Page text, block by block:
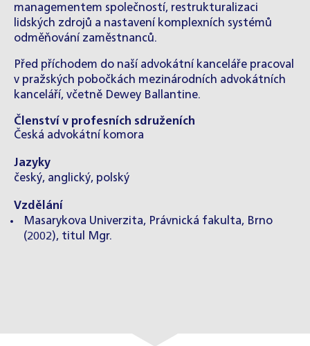
managementem společností, restrukturalizaci
lidských zdrojů a nastavení komplexních systémů
odměňování zaměstnanců.
Před příchodem do naší advokátní kanceláře pracoval
v pražských pobočkách mezinárodních advokátních
kanceláří, včetně Dewey Ballantine.
Členství v profesních sdruženích
Česká advokátní komora
Jazyky
český, anglický, polský
Vzdělání
Masarykova Univerzita, Právnická fakulta, Brno
(2002), titul Mgr.